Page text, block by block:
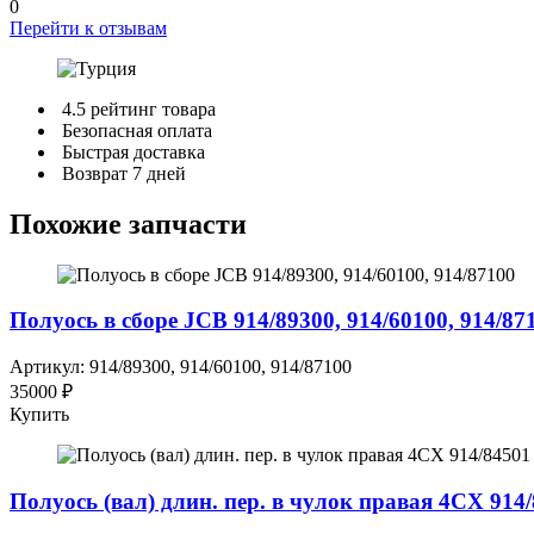
0
Перейти к отзывам
4.5 рейтинг товара
Безопасная оплата
Быстрая доставка
Возврат 7 дней
Похожие запчасти
Полуось в сборе JCB 914/89300, 914/60100, 914/
Артикул: 914/89300, 914/60100, 914/87100
35000 ₽
Купить
Полуось (вал) длин. пер. в чулок правая 4СХ 914/